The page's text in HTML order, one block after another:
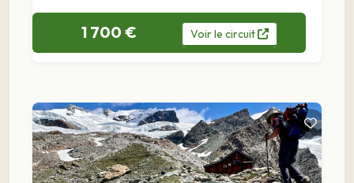
1 700 € Voirle circuit